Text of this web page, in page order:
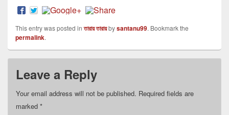
This entry was posted inতারায় তারায়bysantanu99. Bookmark the
permalink.
Leave a Reply
Your email address will not be published. Required fields are
marked *